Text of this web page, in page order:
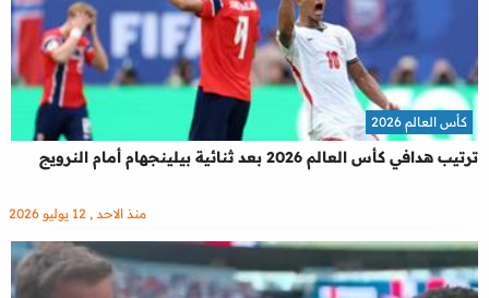
ترتيب هدافي كأس العالم 2026 بعد ثنائية بيلينجهام أمام النرويج
كأس العالم 2026
منذ الاحد , 12 يوليو 2026